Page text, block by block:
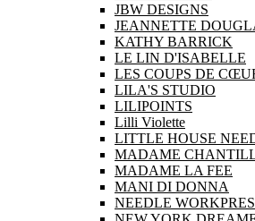
JBW DESIGNS
JEANNETTE
KATHY BARRICK
LE LIN D'ISABELLE
LES COUPS DE
LILA'S STUDIO
LILIPOINTS
Lilli Violette
LITTLE HOUSE
MADAME
MADAME LA FEE
MANI DI DONNA
NEEDLE